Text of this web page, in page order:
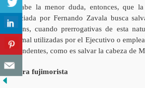
No cabe la menor duda, entonces, que
anunciada por Fernando Zavala busca
Martens, cuando prerrogativas de esta
muy mal utilizadas por el Ejecutivo o
trascendentes, como es salvar la cabeza de
Postura fujimorista